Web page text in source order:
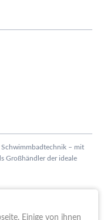
– mit
Großhändler der ideale
Einige von ihnen